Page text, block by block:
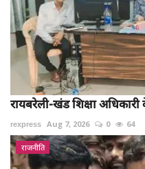
रायबरेली-खंड शिक्षा
rexpress Aug 7, 2026 0 64
राजनीति